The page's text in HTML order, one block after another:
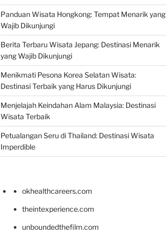
Panduan Wisata Hongkong: Tempat Menarik yang
Wajib Dikunjungi
Berita Terbaru Wisata Jepang: Destinasi Menarik
yang Wajib Dikunjungi
Menikmati Pesona Korea Selatan Wisata:
Destinasi Terbaik yang Harus Dikunjungi
Menjelajah Keindahan Alam Malaysia: Destinasi
Wisata Terbaik
Petualangan Seru di Thailand: Destinasi Wisata
Imperdible
okhealthcareers.com
theintexperience.com
unboundedthefilm.com